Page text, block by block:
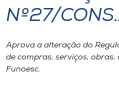
I.nova
Diplomados
Nº27/
Aprova a alteração do
de compras, serviços, obras,
Funoesc.